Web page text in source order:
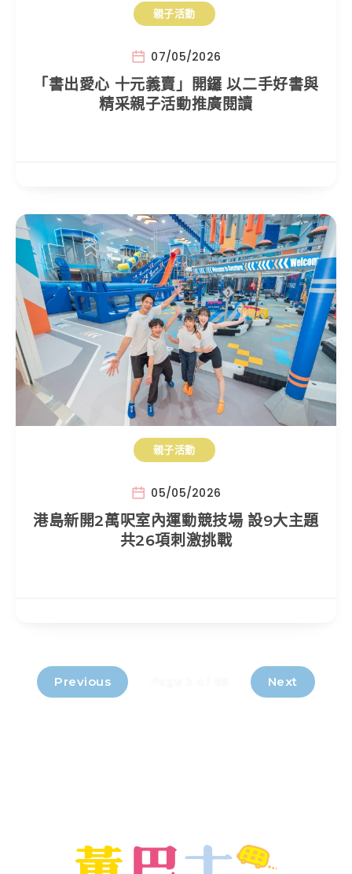
親子活動
07/05/2026
「書出愛心 十元義賣」開鑼 以二手好書與
精采親子活動推廣閱讀
親子活動
05/05/2026
港島新開2萬呎室內運動競技場 設9大主題
共26項刺激挑戰
Previous Next